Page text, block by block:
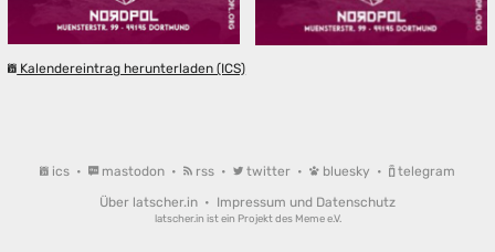
Kalendereintrag herunterladen (ICS)
ics • mastodon • rss • twitter • bluesky •
telegram
Über latscher.in • Impressum und Datenschutz
latscher.in ist ein Projekt des Meme e.V.